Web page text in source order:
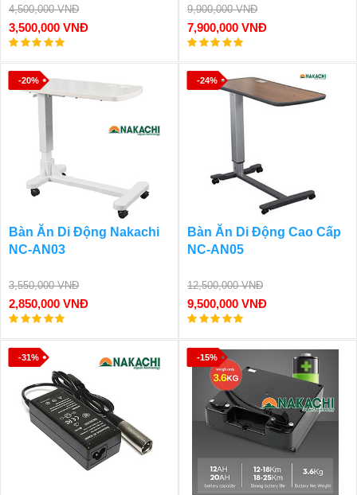
4,500,000 VNĐ
3,500,000 VNĐ
9,900,000 VNĐ
7,900,000 VNĐ
-20%
Bàn Ăn Di Động Nakachi
NC-AN03
3,550,000 VNĐ
2,850,000 VNĐ
-24%
Bàn Ăn Di Động Cao Cấp
NC-AN05
12,500,000 VNĐ
9,500,000 VNĐ
-31% -15%